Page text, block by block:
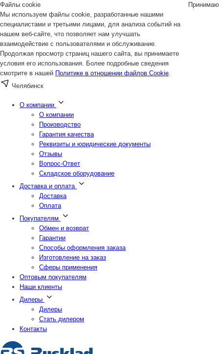
Файлы cookie
Мы используем файлы cookie, разработанные нашими
специалистами и третьими лицами, для анализа событий на
нашем веб-сайте, что позволяет нам улучшать
взаимодействие с пользователями и обслуживание.
Продолжая просмотр страниц нашего сайта, вы принимаете
условия его использования. Более подробные сведения
смотрите в нашей Политике в отношении файлов Cookie.
Принимаю
Челябинск
О компании
О компании
Производство
Гарантия качества
Реквизиты и юридические документы
Отзывы
Вопрос-Ответ
Складское оборудование
Доставка и оплата
Доставка
Оплата
Покупателям
Обмен и возврат
Гарантии
Способы оформления заказа
Изготовление на заказ
Сферы применения
Оптовым покупателям
Наши клиенты
Дилеры
Дилеры
Стать дилером
Контакты